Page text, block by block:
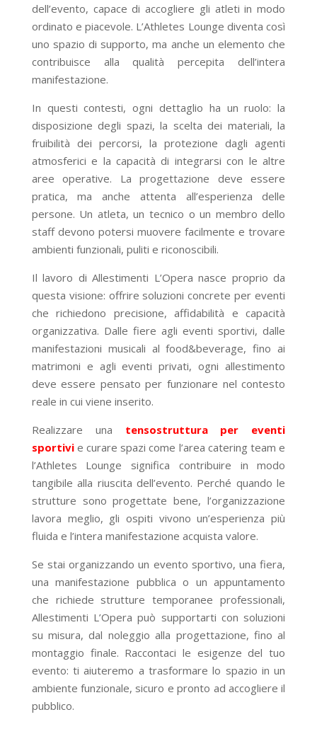
dell’evento, capace di accogliere gli atleti in modo
ordinato e piacevole. L’Athletes Lounge diventa così
uno spazio di supporto, ma anche un elemento che
contribuisce alla qualità percepita dell’intera
manifestazione.
In questi contesti, ogni dettaglio ha un ruolo: la
disposizione degli spazi, la scelta dei materiali, la
fruibilità dei percorsi, la protezione dagli agenti
atmosferici e la capacità di integrarsi con le altre
aree operative. La progettazione deve essere
pratica, ma anche attenta all’esperienza delle
persone. Un atleta, un tecnico o un membro dello
staff devono potersi muovere facilmente e trovare
ambienti funzionali, puliti e riconoscibili.
Il lavoro di Allestimenti L’Opera nasce proprio da
questa visione: offrire soluzioni concrete per eventi
che richiedono precisione, affidabilità e capacità
organizzativa. Dalle fiere agli eventi sportivi, dalle
manifestazioni musicali al food&beverage, fino ai
matrimoni e agli eventi privati, ogni allestimento
deve essere pensato per funzionare nel contesto
reale in cui viene inserito.
Realizzare una tensostruttura per eventi
sportivie curare spazi come l’area catering team e
l’Athletes Lounge significa contribuire in modo
tangibile alla riuscita dell’evento. Perché quando le
strutture sono progettate bene, l’organizzazione
lavora meglio, gli ospiti vivono un’esperienza più
fluida e l’intera manifestazione acquista valore.
Se stai organizzando un evento sportivo, una fiera,
una manifestazione pubblica o un appuntamento
che richiede strutture temporanee professionali,
Allestimenti L’Opera può supportarti con soluzioni
su misura, dal noleggio alla progettazione, fino al
montaggio finale. Raccontaci le esigenze del tuo
evento: ti aiuteremo a trasformare lo spazio in un
ambiente funzionale, sicuro e pronto ad accogliere il
pubblico.